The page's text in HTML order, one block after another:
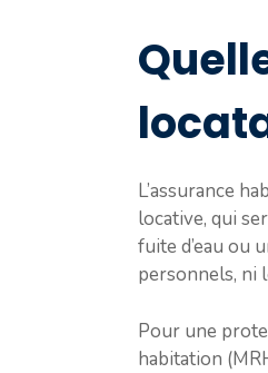
L’assurance
locative, qui
fuite d’eau ou
personnels, ni
Pour une
habitation